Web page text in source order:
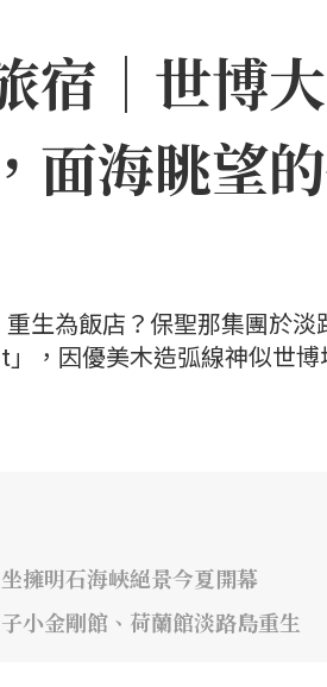
宿｜世博
面海眺望
生為飯店？保聖那集團於
，因優美木造弧線神似世博
擁明石海峽絕景今夏開幕
小金剛館、荷蘭館淡路島重生